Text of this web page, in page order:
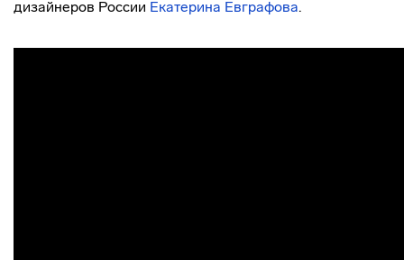
дизайнеров России Екатерина Евграфова.